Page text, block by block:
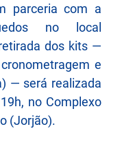
parceria com a
no local
dos kits —
e
— será realizada
no Complexo
(Jorjão).